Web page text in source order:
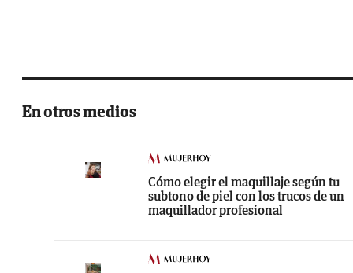
En otros medios
Cómo elegir el maquillaje según tu
subtono de piel con los trucos de un
maquillador profesional